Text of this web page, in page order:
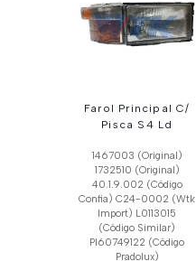
Farol Principal C/
Pisca S4 Ld
1467003 (Original)
1732510 (Original)
40.1.9.002 (Código
Confia) C24-0002 (Wtk
Import) L0113015
(Código Similar)
Pl60749122 (Código
Pradolux)